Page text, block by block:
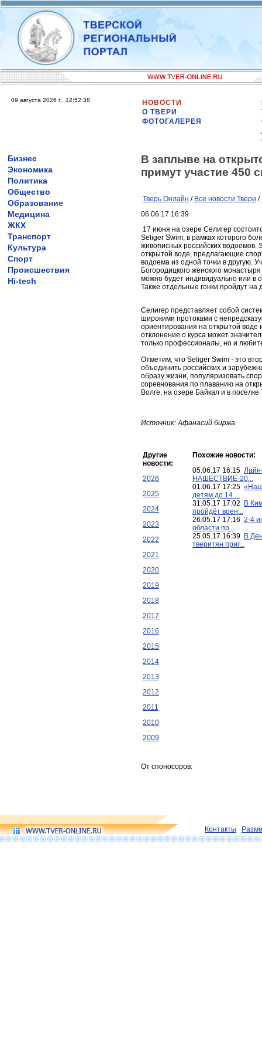
09 августа 2026 г., 12:52:38
НОВОСТИ
О ТВЕРИ
ФОТОГАЛЕРЕЯ
Бизнес
Экономика
Политика
Общество
Образование
Медицина
ЖКХ
Транспорт
Культура
Спорт
Происшествия
Hi-tech
В заплыве на
примут участие 450
Тверь Онлайн / Все новости Твери /
06.06.17 16:39
17 июня на озере Селигер
Seliger Swim, в рамках которого
живописных российских водоемов.
открытой воде, предлагающие
водоема из одной точки в другую.
Богородицкого женского
можно будет индивидуально или в
Также отдельные гонки пройдут на
Селигер представляет собой
широкими протоками с
ориентирования на открытой воде
отклонение о курса может
только профессионалы, но и
Отметим, что Seliger Swim - это
объединить российских и
образу жизни, популяризовать
соревнования по плаванию на
Волге, на озере Байкал и в
Источник: Афанасий биржа
Другие
новости:
2026
2025
2024
2023
2022
2021
2020
2019
2018
2017
2016
2015
2014
2013
2012
2011
2010
2009
Похожие новости:
05.06.17 16:15
НАШЕСТВИЕ-20...
01.06.17 17:25
детям до 14 ...
31.05.17 17:02
В
пройдёт воен...
26.05.17 17:16 2-4
области пр...
25.05.17 16:39 В
тверитян приг...
От споносоров:
Контакты